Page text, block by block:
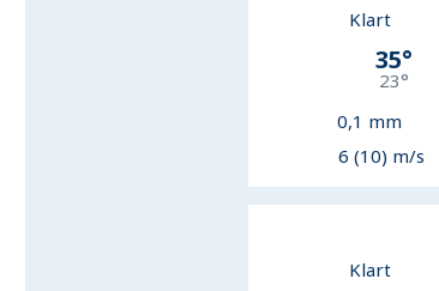
Klart
35°
23°
0,1 mm
6 (10) m/s
Klart